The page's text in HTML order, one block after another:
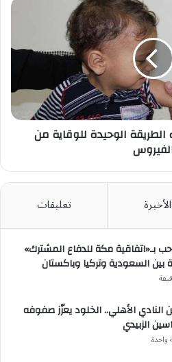
الوحيدة للوقاية من
الأخيرة تعليقات
بـ«اتفاقية مكة للدفاع المشترك»
السعودية وتركيا وباكستان
النادي الأهلي.. الخلود يعزّز صفوفه
الزبيدي